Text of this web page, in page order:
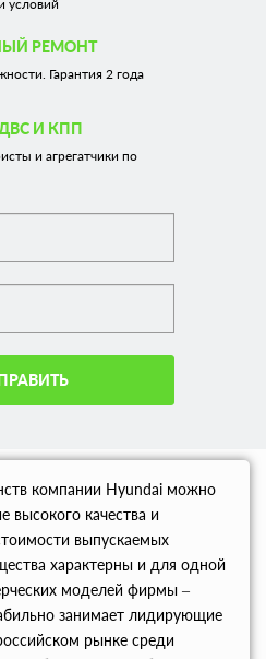
условий
РЕМОНТ
Гарантия 2 года
И КПП
и агрегатчики по
компании Hyundai можно
высокого качества и
выпускаемых
характерны и для одной
моделей фирмы –
занимает лидирующие
рынке среди